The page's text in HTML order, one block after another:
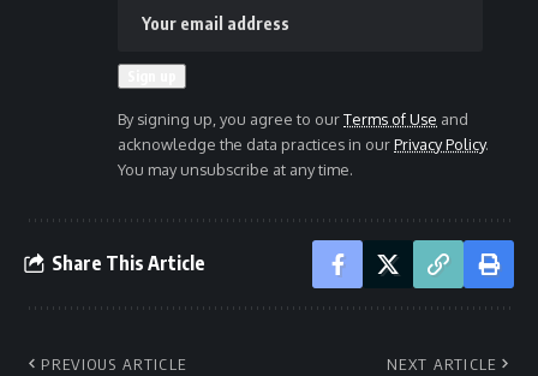
By signing up, you agree to ourTerms of Use and
acknowledge the data practices in ourPrivacy Policy.
You may unsubscribe at any time.
Share This Article
PREVIOUS ARTICLE NEXT ARTICLE